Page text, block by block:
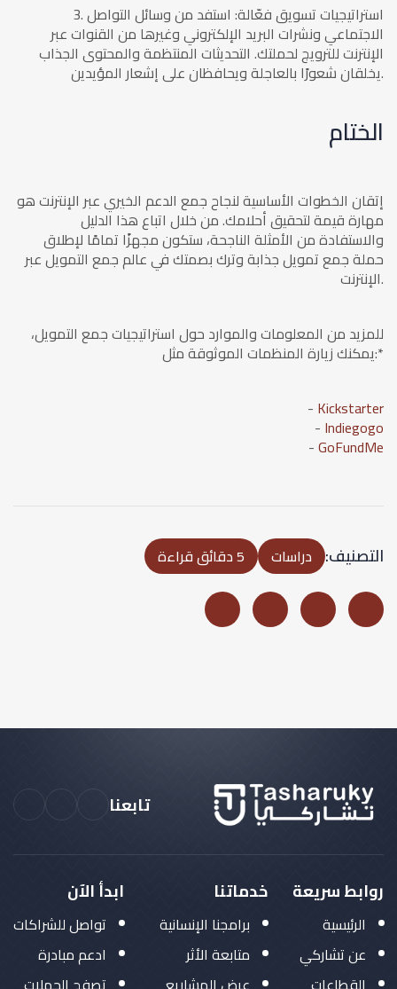
3. استراتيجيات تسويق فعّالة: استفد من وسائل التواصل
الاجتماعي ونشرات البريد الإلكتروني وغيرها من القنوات عبر
الإنترنت للترويج لحملتك. التحديثات المنتظمة والمحتوى الجذاب
يخلقان شعورًا بالعاجلة ويحافظان على إشعار المؤيدين.
الختام
إتقان الخطوات الأساسية لنجاح جمع الدعم الخيري عبر الإنترنت هو
مهارة قيمة لتحقيق أحلامك. من خلال اتباع هذا الدليل
والاستفادة من الأمثلة الناجحة، ستكون مجهزًا تمامًا لإطلاق
حملة جمع تمويل جذابة وترك بصمتك في عالم جمع التمويل عبر
الإنترنت.
للمزيد من المعلومات والموارد حول استراتيجيات جمع التمويل،
يمكنك زيارة المنظمات الموثوقة مثل:*
- Kickstarter
- Indiegogo
-GoFundMe
التصنيف: دراسات 5 دقائق قراءة
تابعنا
روابط سريعة
الرئيسية
عن تشاركي
خدماتنا
برامجنا الإنسانية
متابعة الأثر
ابدأ الآن
تواصل للشراكات
ادعم مبادرة